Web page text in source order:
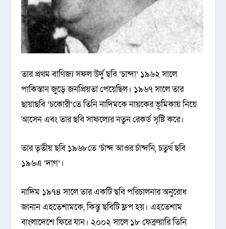
তার প্রথম বাণিজ্য সফল উর্দু ছবি ‘চান্দা’ ১৯৬২ সালে
পাকিস্তান জুড়ে জনপ্রিয়তা পেয়েছিল। ১৯৬৭ সালে তার
ছায়াছবি ‘চকোরী’তে তিনি নাদিমকে নায়কের ভূমিকায় নিয়ে
আসেন এবং তার ছবি সাফল্যের নতুন রেকর্ড সৃষ্টি করে।
তার তৃতীয় ছবি ১৯৬৮তে ‘চাঁন্দ আওর চাঁন্দনি, চতুর্থ ছবি
১৯৬এ ‘দাগ’।
নাদিম ১৯৭৪ সালে তার একটি ছবি পরিচালনার অনুরোধ
জানান এহতেশামকে, কিন্তু ছবিটি ফ্লপ হয়। এহতেশাম
বাংলাদেশে ফিরে যান। ২০০২ সালে ১৮ ফেব্রুয়ারি তিনি